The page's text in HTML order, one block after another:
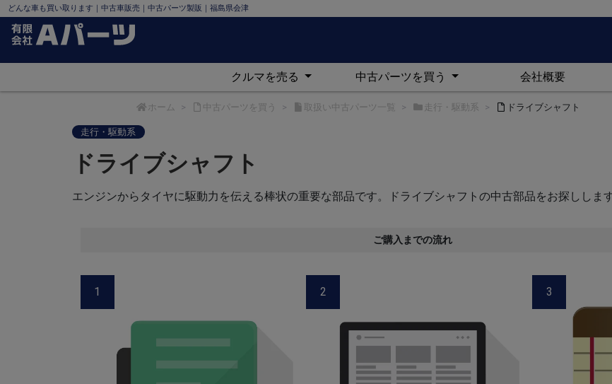
どんな車も買い取ります｜中古車販売｜中古パーツ製販｜福島県会津
クルマを売る 中古パーツを買う 会社概要
ホーム 中古パーツを買う 取扱い中古パーツ一覧 走行・駆動系 ドライブシャフト
走行・駆動系
ドライブシャフト
エンジンからタイヤに駆動力を伝える棒状の重要な部品です。ドライブシャフトの中古部品をお探ししま
ご購入までの流れ
1 2 3